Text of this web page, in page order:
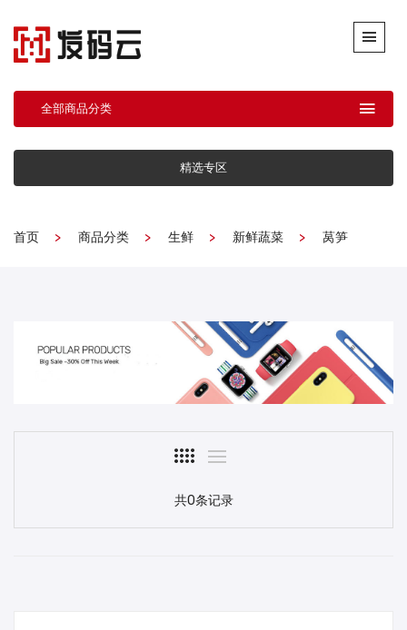
全部商品分类
精选专区
首页 商品分类 生鲜 新鲜蔬菜 莴笋
共0条记录